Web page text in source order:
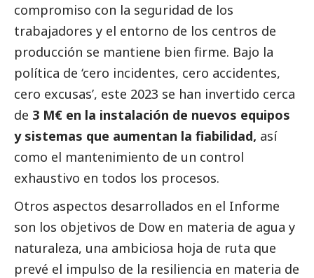
compromiso con la seguridad de los
trabajadores y el entorno de los centros de
producción se mantiene bien firme. Bajo la
política de ‘cero incidentes, cero accidentes,
cero excusas’, este 2023 se han invertido cerca
de 3 M€ en la instalación de nuevos equipos
y sistemas que aumentan la fiabilidad, así
como el mantenimiento de un control
exhaustivo en todos los procesos.
Otros aspectos desarrollados en el Informe
son los objetivos de Dow en materia de agua y
naturaleza, una ambiciosa hoja de ruta que
prevé el impulso de la resiliencia en materia de